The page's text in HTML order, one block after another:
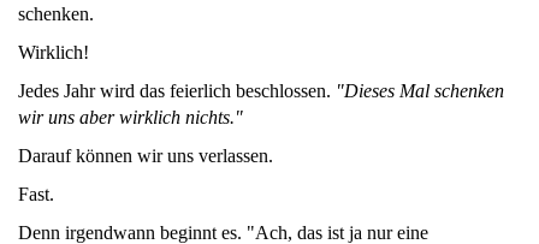
schenken.
Wirklich!
Jedes Jahr wird das feierlich beschlossen. "Dieses Mal schenken
wir uns aber wirklich nichts."
Darauf können wir uns verlassen.
Fast.
Denn irgendwann beginnt es. "Ach, das ist ja nur eine